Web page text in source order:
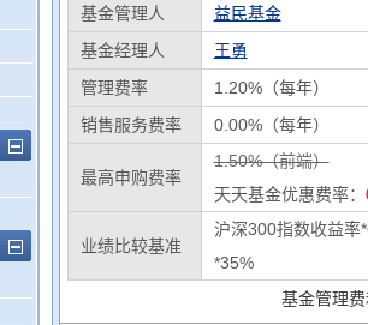
基金管理人
益民基金
基金经理人
王勇
管理费率
1.20%（每年）
销售服务费率
0.00%（每年）
最高申购费率
1.50%（前端）
天天基金优惠费率：
业绩比较基准
沪深300指数收益率
*35%
基金管理